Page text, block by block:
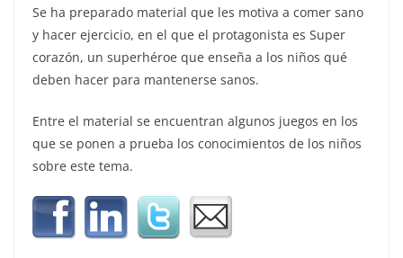
Se ha preparado material que les motiva a comer sano
y hacer ejercicio, en el que el protagonista es Super
corazón, un superhéroe que enseña a los niños qué
deben hacer para mantenerse sanos.
Entre el material se encuentran algunos juegos en los
que se ponen a prueba los conocimientos de los niños
sobre este tema.